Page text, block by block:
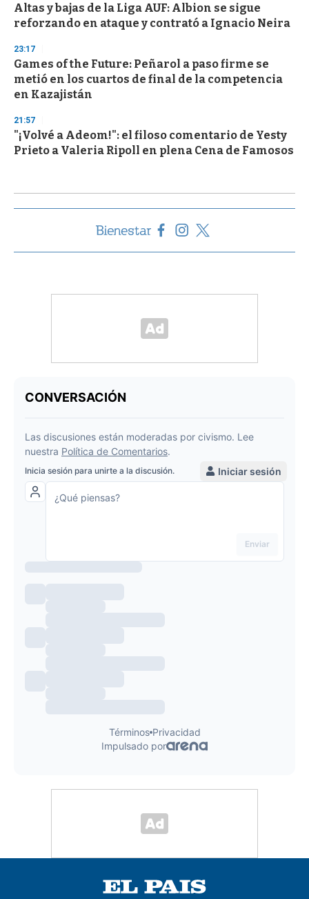
Altas y bajas de la Liga AUF: Albion se sigue
reforzando en ataque y contrató a Ignacio Neira
23:17
Games of the Future: Peñarol a paso firme se
metió en los cuartos de final de la competencia
en Kazajistán
21:57
"¡Volvé a Adeom!": el filoso comentario de Yesty
Prieto a Valeria Ripoll en plena Cena de Famosos